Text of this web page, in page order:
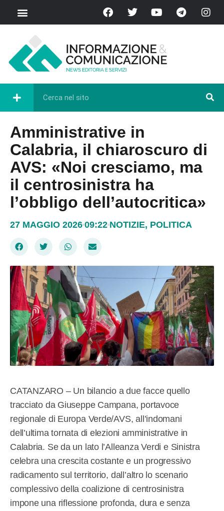
Amministrative in
Calabria, il chiaroscuro di
AVS: «Noi cresciamo, ma
il centrosinistra ha
l’obbligo dell’autocritica»
27 MAGGIO 2026 09:22 NOTIZIE, POLITICA
CATANZARO – Un bilancio a due facce quello
tracciato da Giuseppe Campana, portavoce
regionale di Europa Verde/AVS, all’indomani
dell’ultima tornata di elezioni amministrative in
Calabria. Se da un lato l’Alleanza Verdi e Sinistra
celebra una crescita costante e un progressivo
radicamento sul territorio, dall’altro lo scenario
complessivo della coalizione di centrosinistra
impone una riflessione profonda, dura e senza